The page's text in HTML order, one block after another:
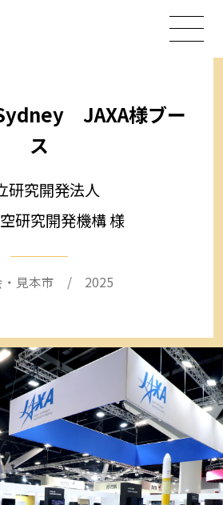
JAXA様ブー
ス
研究開発法人
研究開発機構 様
・見本市 / 2025